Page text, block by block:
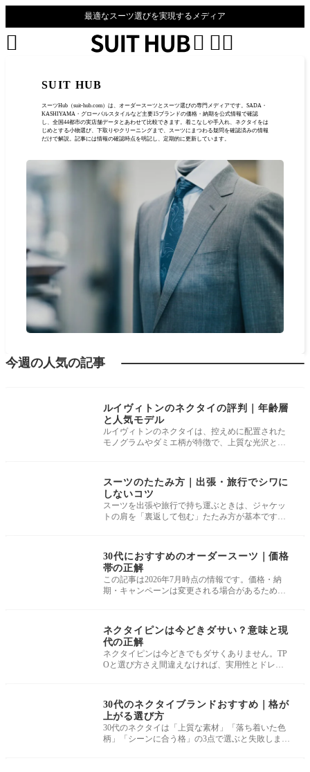
最適なスーツ選びを実現するメディア
 

SUIT HUB
スーツHub（suit-hub.com）は、オーダースーツとスーツ選びの専門メディアです。SADA・
KASHIYAMA・グローバルスタイルなど主要15ブランドの価格・納期を公式情報で確認
し、全国44都市の実店舗データとあわせて比較できます。着こなしや手入れ、ネクタイをは
じめとする小物選び、下取りやクリーニングまで、スーツにまつわる疑問を確認済みの情報
だけで解説。記事には情報の確認時点を明記し、定期的に更新しています。
今週の人気の記事
ルイヴィトンのネクタイの評判｜年齢層
と人気モデル
ルイヴィトンのネクタイは、控えめに配置された
モノグラムやダミエ柄が特徴で、上質な光沢と発
スーツのたたみ方｜出張・旅行でシワに
しないコツ
スーツを出張や旅行で持ち運ぶときは、ジャケッ
トの肩を「裏返して包む」たたみ方が基本です。
30代におすすめのオーダースーツ｜価格
帯の正解
この記事は2026年7月時点の情報です。価格・納
期・キャンペーンは変更される場合があるため、
ネクタイピンは今どきダサい？意味と現
代の正解
ネクタイピンは今どきでもダサくありません。TP
Oと選び方さえ間違えなければ、実用性とドレス
30代のネクタイブランドおすすめ｜格が
上がる選び方
30代のネクタイは「上質な素材」「落ち着いた色
柄」「シーンに合う格」の3点で選ぶと失敗しませ